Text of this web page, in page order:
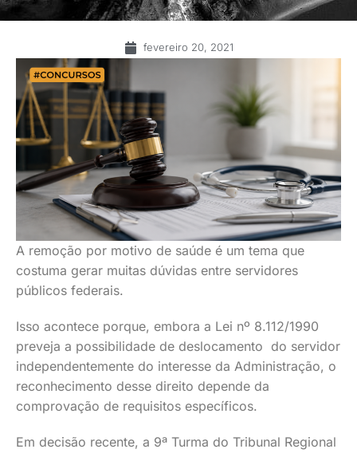
fevereiro 20, 2021
A remoção por motivo de saúde é um tema que
costuma gerar muitas dúvidas entre servidores
públicos federais.
Isso acontece porque, embora a Lei nº 8.112/1990
preveja a possibilidade de deslocamento do servidor
independentemente do interesse da Administração, o
reconhecimento desse direito depende da
comprovação de requisitos específicos.
Em decisão recente, a 9ª Turma do Tribunal Regional